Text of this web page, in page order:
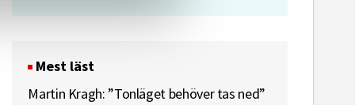
Mest läst
Martin Kragh: ”Tonläget behöver tas ned”